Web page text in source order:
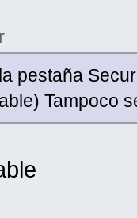
pestaña
Tampoco